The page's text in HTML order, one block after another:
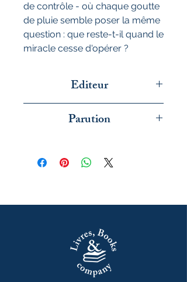
de contrôle - où chaque goutte
de pluie semble poser la même
question : que reste-t-il quand le
miracle cesse d'opérer ?
Editeur
Parution